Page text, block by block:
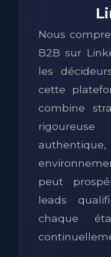
Nous
B2B sur
les
cette
combine
peut
leads
chaque